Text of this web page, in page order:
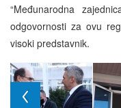
“Međunarodna
odgovornosti za ovu
visoki predstavnik.